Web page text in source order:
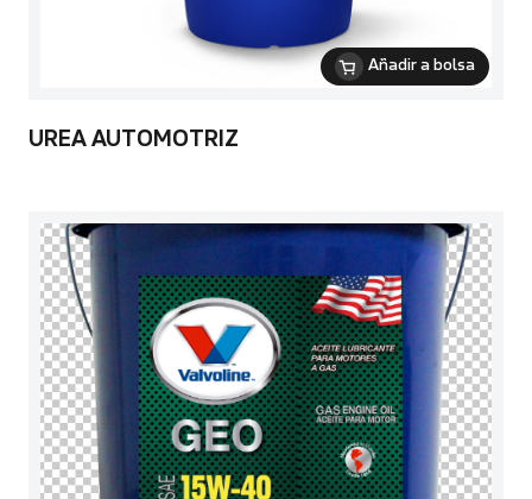
Añadir a bolsa
UREA AUTOMOTRIZ